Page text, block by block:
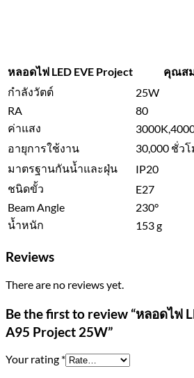
หลอดไฟ LED EVE Project
คุณส
กำลังวัตต์
25W
RA
80
ค่าแสง
อายุการใช้งาน
30,000 ชั่วโ
มาตรฐานกันน้ำและฝุ่น
IP20
ชนิดขั้ว
E27
Beam Angle
230°
น้ำหนัก
153 g
Reviews
There are no reviews yet.
Be the first to review “หลอดไฟ
A95 Project 25W”
Your rating *